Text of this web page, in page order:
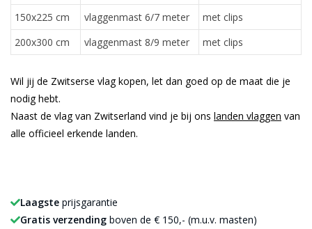
150x225 cm
vlaggenmast 6/7 meter
met clips
200x300 cm
vlaggenmast 8/9 meter met clips
Wil jij de Zwitserse vlag kopen, let dan goed op de maat die je
nodig hebt.
Naast de vlag van Zwitserland vind je bij ons landen vlaggen van
alle officieel erkende landen.
Laagste prijsgarantie
Gratis verzending boven de € 150,- (m.u.v. masten)